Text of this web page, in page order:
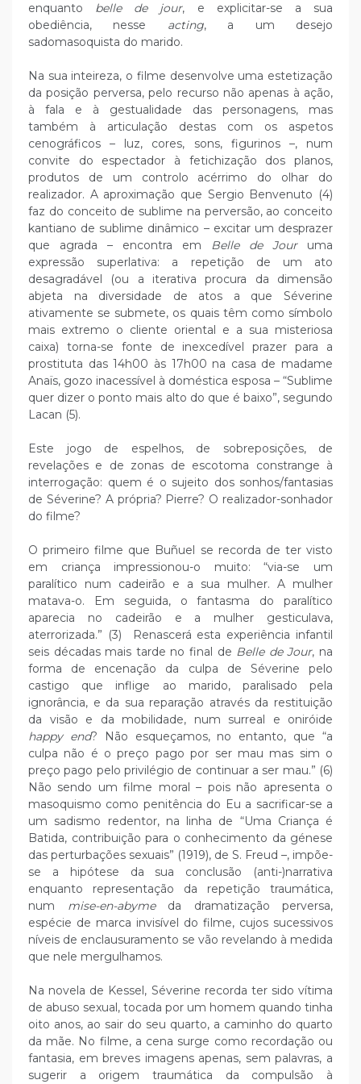
enquanto belle de jour, e explicitar-se a sua
obediência, nesse acting, a um desejo
sadomasoquista do marido.
Na sua inteireza, o filme desenvolve uma estetização
da posição perversa, pelo recurso não apenas à ação,
à fala e à gestualidade das personagens, mas
também à articulação destas com os aspetos
cenográficos – luz, cores, sons, figurinos –, num
convite do espectador à fetichização dos planos,
produtos de um controlo acérrimo do olhar do
realizador. A aproximação que Sergio Benvenuto (4)
faz do conceito de sublime na perversão, ao conceito
kantiano de sublime dinâmico – excitar um desprazer
que agrada – encontra em Belle de Jouruma
expressão superlativa: a repetição de um ato
desagradável (ou a iterativa procura da dimensão
abjeta na diversidade de atos a que Séverine
ativamente se submete, os quais têm como símbolo
mais extremo o cliente oriental e a sua misteriosa
caixa) torna-se fonte de inexcedível prazer para a
prostituta das 14h00 às 17h00 na casa de madame
Anaïs, gozo inacessível à doméstica esposa – “Sublime
quer dizer o ponto mais alto do que é baixo”, segundo
Lacan (5).
Este jogo de espelhos, de sobreposições, de
revelações e de zonas de escotoma constrange à
interrogação: quem é o sujeito dos sonhos/fantasias
de Séverine? A própria? Pierre? O realizador-sonhador
do filme?
O primeiro filme que Buñuel se recorda de ter visto
em criança impressionou-o muito: “via-se um
paralítico num cadeirão e a sua mulher. A mulher
matava-o. Em seguida, o fantasma do paralítico
aparecia no cadeirão e a mulher gesticulava,
aterrorizada.” (3) Renascerá esta experiência infantil
seis décadas mais tarde no final de Belle de Jour, na
forma de encenação da culpa de Séverine pelo
castigo que inflige ao marido, paralisado pela
ignorância, e da sua reparação através da restituição
da visão e da mobilidade, num surreal e oniróide
happy end? Não esqueçamos, no entanto, que “a
culpa não é o preço pago por ser mau mas sim o
preço pago pelo privilégio de continuar a ser mau.” (6)
Não sendo um filme moral – pois não apresenta o
masoquismo como penitência do Eu a sacrificar-se a
um sadismo redentor, na linha de “Uma Criança é
Batida, contribuição para o conhecimento da génese
das perturbações sexuais” (1919), de S. Freud –, impõe-
se a hipótese da sua conclusão (anti-)narrativa
enquanto representação da repetição traumática,
num mise-en-abymeda dramatização perversa,
espécie de marca invisível do filme, cujos sucessivos
níveis de enclausuramento se vão revelando à medida
que nele mergulhamos.
Na novela de Kessel, Séverine recorda ter sido vítima
de abuso sexual, tocada por um homem quando tinha
oito anos, ao sair do seu quarto, a caminho do quarto
da mãe. No filme, a cena surge como recordação ou
fantasia, em breves imagens apenas, sem palavras, a
sugerir a origem traumática da compulsão à